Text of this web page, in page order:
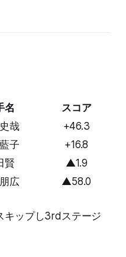
名
スコア
哉
+46.3
子
+16.8
賢
▲1.9
広 ▲58.0
キップし3rdステージ